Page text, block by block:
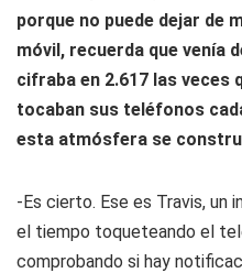
porque no puede dejar de
móvil, recuerda que venía
cifraba en 2.617 las veces
tocaban sus teléfonos
esta atmósfera se
-Es cierto. Ese es Travis, un
el tiempo toqueteando el
comprobando si hay